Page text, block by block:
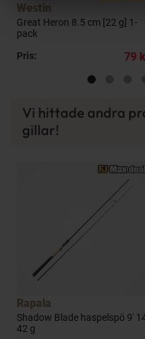
Westin
Great Heron 8.5 cm [22 g] 1-
pack
Pris:
79
Vi hittade andra
gillar!
Rapala
Shadow Blade haspelspö 9'
42 g